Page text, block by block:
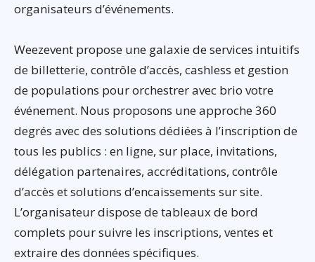
organisateurs d’événements.
Weezevent propose une galaxie de services intuitifs
de billetterie, contrôle d’accès, cashless et gestion
de populations pour orchestrer avec brio votre
événement. Nous proposons une approche 360
degrés avec des solutions dédiées à l’inscription de
tous les publics : en ligne, sur place, invitations,
délégation partenaires, accréditations, contrôle
d’accès et solutions d’encaissements sur site.
L’organisateur dispose de tableaux de bord
complets pour suivre les inscriptions, ventes et
extraire des données spécifiques.